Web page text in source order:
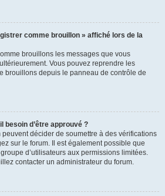
comme brouillon » affiché lors de la
brouillons les messages que vous
Vous pouvez reprendre les
brouillons depuis le panneau de contrôle de
besoin d’être approuvé ?
décider de soumettre à des vérifications
sur le forum. Il est également possible que
d’utilisateurs aux permissions limitées.
contacter un administrateur du forum.